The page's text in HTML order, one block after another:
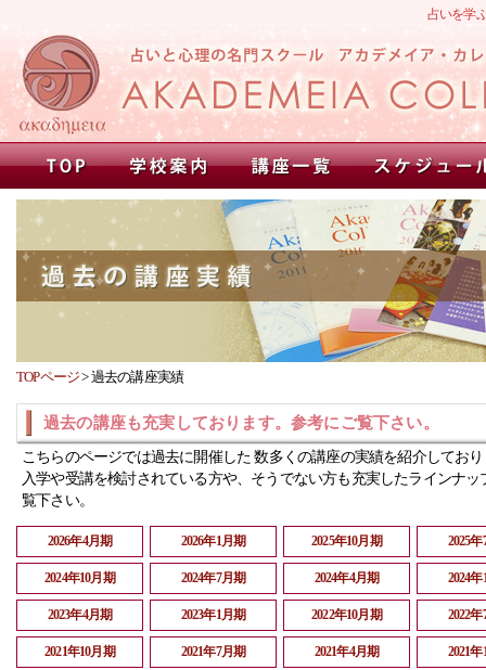
占いを学
TOPページ>過去の講座実績
過去の講座も充実しております。参考にご覧下さい。
こちらのページでは過去に開催した 数多くの講座の実績を紹介してお
入学や受講を検討されている方や、そうでない方も充実したラインナッ
覧下さい。
2026年4月期 2026年1月期 2025年10月期 2025
2024年10月期 2024年7月期 2024年4月期 2024
2023年4月期 2023年1月期 2022年10月期 2022
2021年10月期 2021年7月期 2021年4月期 2021